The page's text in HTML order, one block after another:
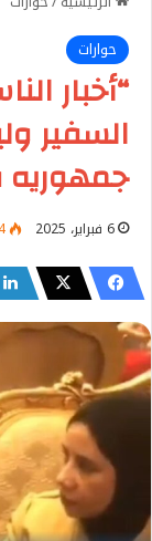
حوارات
“أخبار
السفير
جمهوريه
6 فبراير، 2025